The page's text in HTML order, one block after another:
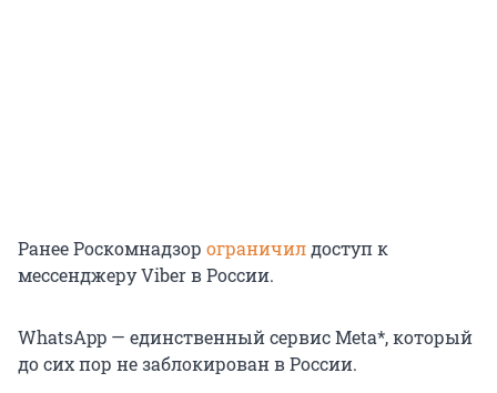
Ранее Роскомнадзор ограничилдоступ к
мессенджеру Viber в России.
WhatsApp — единственный сервис Meta*, который
до сих пор не заблокирован в России.